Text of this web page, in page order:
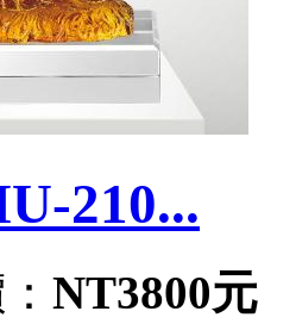
210...
NT3800元